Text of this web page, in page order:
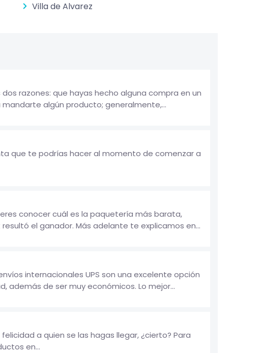
Villa de Alvarez
razones: que hayas hecho alguna compra en un
algún producto; generalmente,...
que te podrías hacer al momento de comenzar a
conocer cuál es la paquetería más barata,
el ganador. Más adelante te explicamos en...
internacionales UPS son una excelente opción
además de ser muy económicos. Lo mejor...
a quien se las hagas llegar, ¿cierto? Para
en...